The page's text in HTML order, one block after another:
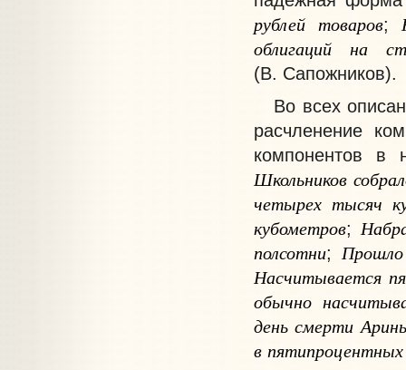
рублей товаров;
облигаций
на
(В. Сапожников).
Во всех
расчленение
компонентов в
Школьников
четырех тысяч
кубометров;
полсотни; Прошло
Насчитывается
обычно
день смерти
в пятипроцентных